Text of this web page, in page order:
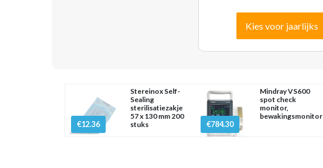
Kies voor jaarlijks
€12.36
Stereinox Self-
Sealing
sterilisatiezakje
57 x 130 mm 200
stuks
€784.30
Mindray VS600
spot check
monitor,
bewakingsmonitor